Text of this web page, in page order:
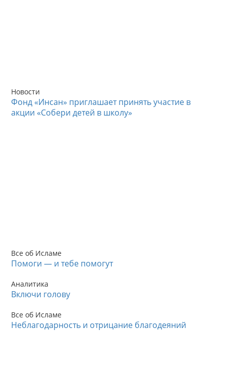
Новости
Фонд «Инсан» приглашает принять участие в
акции «Собери детей в школу»
Все об Исламе
Помоги — и тебе помогут
Аналитика
Включи голову
Все об Исламе
Неблагодарность и отрицание благодеяний